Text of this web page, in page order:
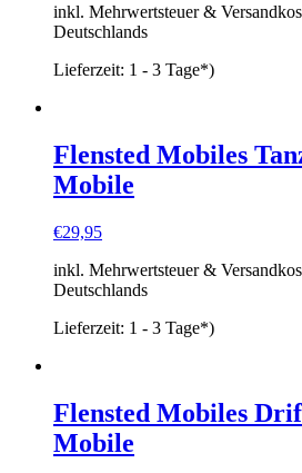
inkl. Mehrwertsteuer &
Deutschlands
Lieferzeit: 1 - 3 Tage*)
Flensted Mobiles
Mobile
€29,95
inkl. Mehrwertsteuer &
Deutschlands
Lieferzeit: 1 - 3 Tage*)
Flensted Mobiles
Mobile